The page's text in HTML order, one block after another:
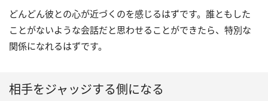
どんどん彼との心が近づくのを感じるはずです。誰ともした
ことがないような会話だと思わせることができたら、特別な
関係になれるはずです。
相手をジャッジする側になる